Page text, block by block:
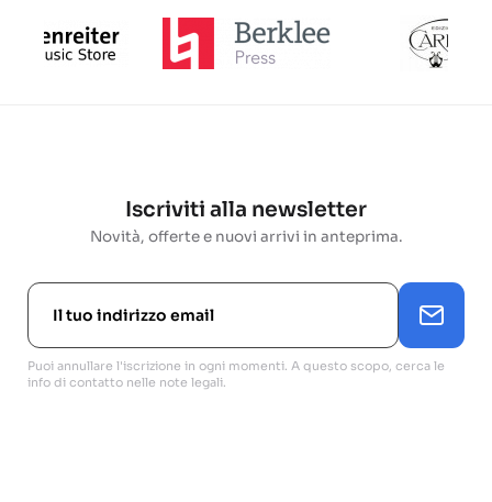
Iscriviti alla newsletter
Novità, offerte e nuovi arrivi in anteprima.
Puoi annullare l'iscrizione in ogni momenti. A questo scopo, cerca le
info di contatto nelle note legali.